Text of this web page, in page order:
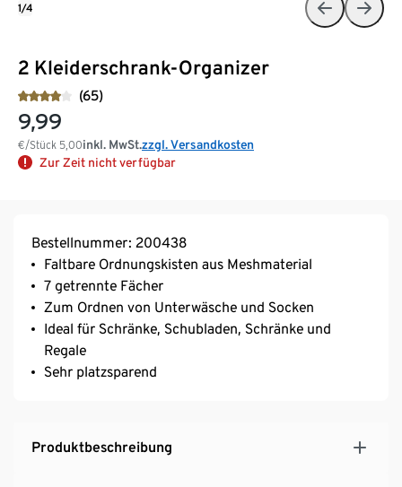
2 Kleiderschrank-Organizer
(65)
9,99
€/Stück 5,00inkl. MwSt.zzgl. Versandkosten
Zur Zeit nicht verfügbar
1/4
Bestellnummer: 200438
Faltbare Ordnungskisten aus Meshmaterial
7 getrennte Fächer
Zum Ordnen von Unterwäsche und Socken
Ideal für Schränke, Schubladen, Schränke und
Regale
Sehr platzsparend
Produktbeschreibung